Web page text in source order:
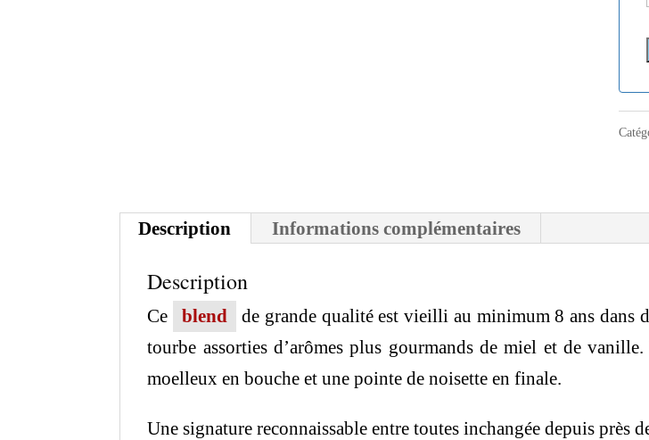
Description Informations complémentaires
Description
Ce blend
de grande qualité est vieilli au minimum 8 ans dans
tourbe assorties d’arômes plus gourmands de miel et de
moelleux en bouche et une pointe de noisette en finale.
Une signature reconnaissable entre toutes inchangée depuis près